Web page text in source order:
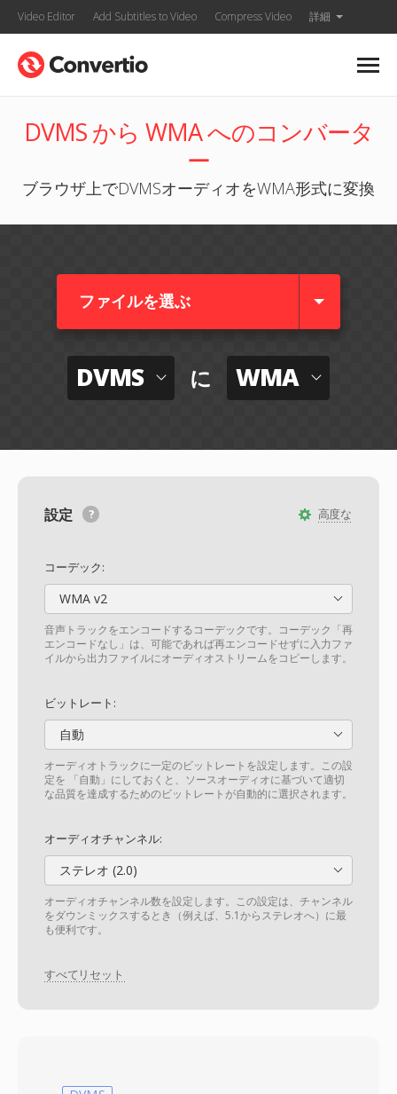
Video Editor Add Subtitles to Video Compress Video 詳細
DVMS から WMA へのコンバータ
ー
ブラウザ上でDVMSオーディオをWMA形式に変換
ファイルを選ぶ
DVMS に WMA
高度な
設定
コーデック:
WMA v2
音声トラックをエンコードするコーデックです。コーデック「再
エンコードなし」は、可能であれば再エンコードせずに入力ファ
イルから出力ファイルにオーディオストリームをコピーします。
ビットレート:
自動
オーディオトラックに一定のビットレートを設定します。この設
定を 「自動」にしておくと、ソースオーディオに基づいて適切
な品質を達成するためのビットレートが自動的に選択されます。
オーディオチャンネル:
ステレオ (2.0)
オーディオチャンネル数を設定します。この設定は、チャンネル
をダウンミックスするとき（例えば、5.1からステレオへ）に最
も便利です。
すべてリセット